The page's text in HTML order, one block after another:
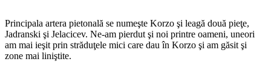
Principala artera pietonală se numeşte Korzo şi leagă două pieţe,
Jadranski şi Jelacicev. Ne-am pierdut şi noi printre oameni, uneori
am mai ieşit prin străduţele mici care dau în Korzo şi am găsit şi
zone mai liniştite.